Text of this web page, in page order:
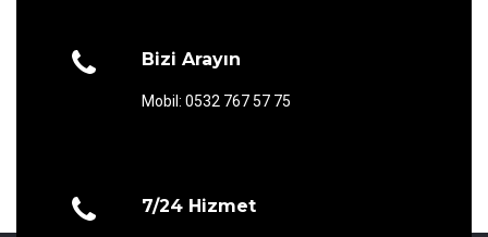
Bizi Arayın
Mobil: 0532 767 57 75
7/24 Hizmet